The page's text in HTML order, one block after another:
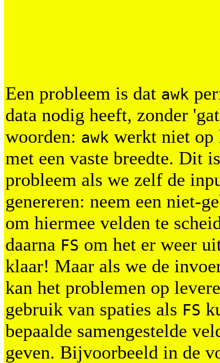
Een probleem is dat awk
data nodig heeft, zonder
woorden: awk werkt niet op
met een vaste breedte. Dit
probleem als we zelf de
genereren: neem een niet-
om hiermee velden te
daarna FS om het er weer
klaar! Maar als we de
kan het problemen op
gebruik van spaties als FS
bepaalde samengestelde
geven. Bijvoorbeeld in de